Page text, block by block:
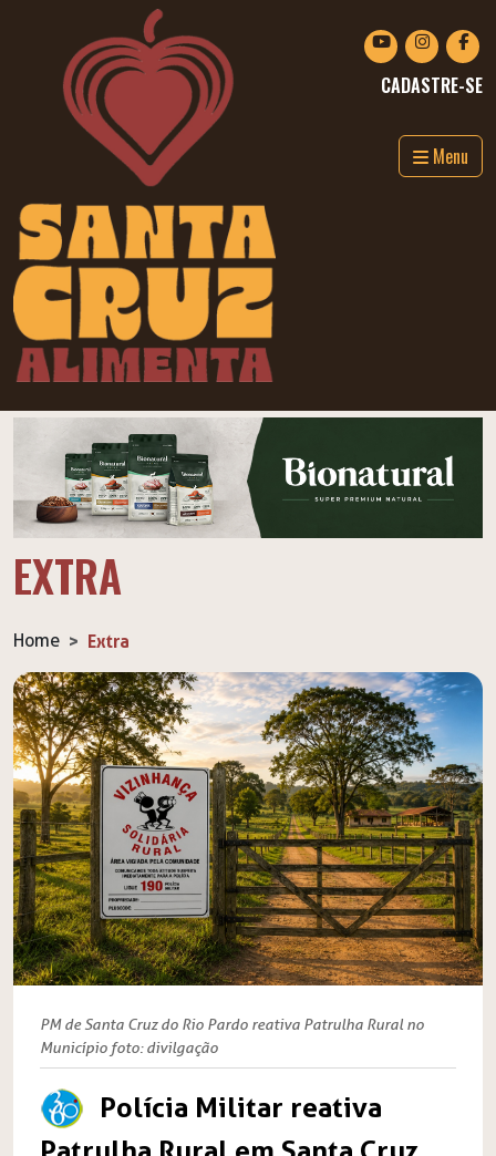
CADASTRE-SE
Menu
EXTRA
Home Extra
PM de Santa Cruz do Rio Pardo reativa Patrulha Rural no
Município foto: divilgação
Polícia Militar reativa